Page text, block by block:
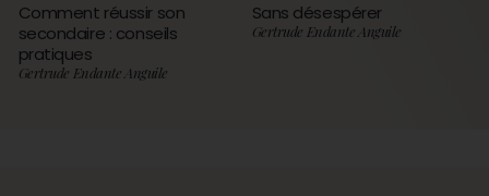
Comment réussir son
secondaire : conseils
pratiques
Gertrude Endante Anguile
Sans désespérer
Gertrude Endante Anguile